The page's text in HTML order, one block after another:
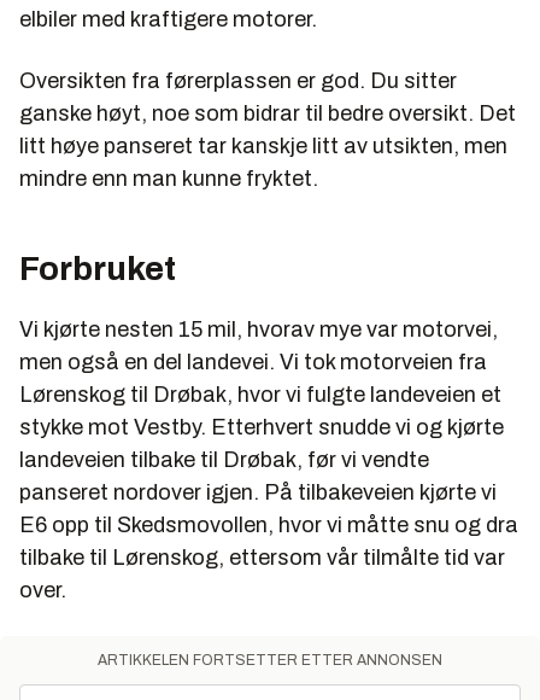
elbiler med kraftigere motorer.
Oversikten fra førerplassen er god. Du sitter
ganske høyt, noe som bidrar til bedre oversikt. Det
litt høye panseret tar kanskje litt av utsikten, men
mindre enn man kunne fryktet.
Forbruket
Vi kjørte nesten 15 mil, hvorav mye var motorvei,
men også en del landevei. Vi tok motorveien fra
Lørenskog til Drøbak, hvor vi fulgte landeveien et
stykke mot Vestby. Etterhvert snudde vi og kjørte
landeveien tilbake til Drøbak, før vi vendte
panseret nordover igjen. På tilbakeveien kjørte vi
E6 opp til Skedsmovollen, hvor vi måtte snu og dra
tilbake til Lørenskog, ettersom vår tilmålte tid var
over.
ARTIKKELEN FORTSETTER ETTER ANNONSEN